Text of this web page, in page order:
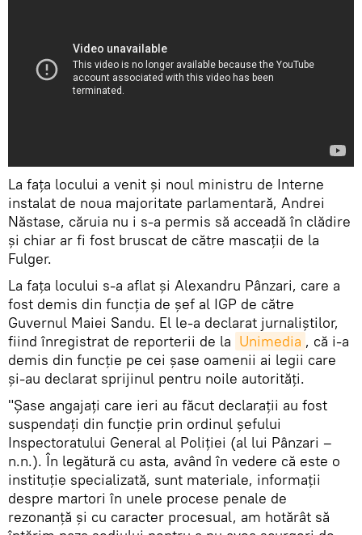
La fața locului a venit și noul ministru de Interne
instalat de noua majoritate parlamentară, Andrei
Năstase, căruia nu i s-a permis să acceadă în clădire
și chiar ar fi fost bruscat de către mascații de la
Fulger.
La fața locului s-a aflat și Alexandru Pânzari, care a
fost demis din funcția de șef al IGP de către
Guvernul Maiei Sandu. El le-a declarat jurnaliștilor,
fiind înregistrat de reporterii de la Unimedia , că i-a
demis din funcție pe cei șase oamenii ai legii care
și-au declarat sprijinul pentru noile autorități.
"Șase angajați care ieri au făcut declarații au fost
suspendați din funcție prin ordinul șefului
Inspectoratului General al Poliției (al lui Pânzari –
n.n.). În legătură cu asta, având în vedere că este o
instituție specializată, sunt materiale, informații
despre martori în unele procese penale de
rezonanță și cu caracter procesual, am hotărât să